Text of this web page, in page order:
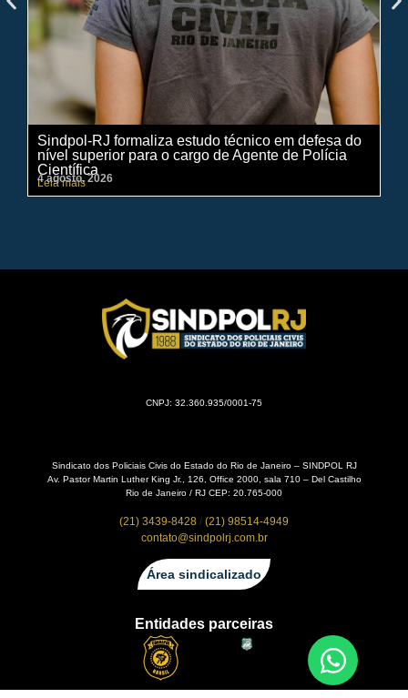
Sindpol-RJ formaliza estudo técnico em defesa do
nível superior para o cargo de Agente de Polícia
Científica
Leia mais
4 agosto, 2026
CNPJ: 32.360.935/0001-75
Sindicato dos Policiais Civis do Estado do Rio de Janeiro – SINDPOL RJ
Av. Pastor Martin Luther King Jr., 126, Office 2000, sala 710 – Del Castilho
Rio de Janeiro / RJ CEP: 20.765-000
(21) 3439-8428 / (21) 98514-4949
contato@sindpolrj.com.br
Área sindicalizado
Entidades parceiras